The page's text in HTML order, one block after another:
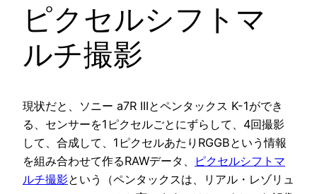
ピクセルシフトマ
ルチ撮影
現状だと、ソニー a7R IIIとペンタックス K-1ができ
る、センサーを1ピクセルごとにずらして、4回撮影
して、合成して、1ピクセルあたりRGGBという情報
を組み合わせて作るRAWデータ、
ピクセルシフトマ
ルチ撮影という（ペンタックスは、リアル・レゾリュ